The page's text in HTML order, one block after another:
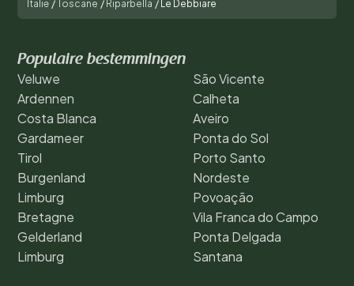
Italië /Toscane / Riparbella / Le Debbiare
Populaire bestemmingen
Veluwe
Ardennen
Costa Blanca
Gardameer
Tirol
Burgenland
Limburg
Bretagne
Gelderland
Limburg
São Vicente
Calheta
Aveiro
Ponta do Sol
Porto Santo
Nordeste
Povoação
Vila Franca do Campo
Ponta Delgada
Santana